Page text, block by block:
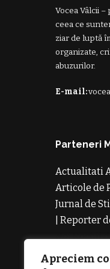
Apreciem
Vocea Vâlcii
ceea ce
ziar de luptă
organizate,
abuzurilor.
E-mail:
Parteneri
Actualitati
Articole de
Jurnal de
Reporter
NoiRochii
de Cununie